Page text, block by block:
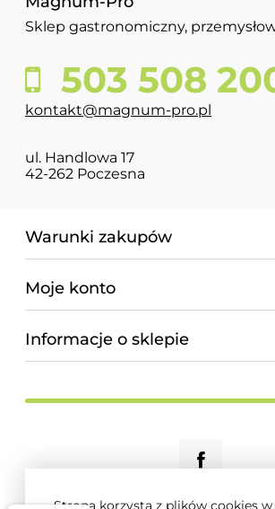
Strona korzysta z plików cookies w
Sklep gastronomiczny,
503 508
kontakt@magnum-pro.pl
ul. Handlowa 17
42-262 Poczesna
Warunki zakupów
Moje konto
Informacje o sklepie